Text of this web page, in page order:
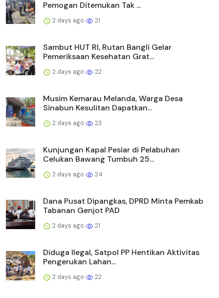
Pemogan Ditemukan Tak ...
2 days ago 21
Sambut HUT RI, Rutan Bangli Gelar
Pemeriksaan Kesehatan Grat...
2 days ago 22
Musim Kemarau Melanda, Warga Desa
Sinabun Kesulitan Dapatkan...
2 days ago 23
Kunjungan Kapal Pesiar di Pelabuhan
Celukan Bawang Tumbuh 25...
2 days ago 24
Dana Pusat Dipangkas, DPRD Minta Pemkab
Tabanan Genjot PAD
2 days ago 21
Diduga Ilegal, Satpol PP Hentikan Aktivitas
Pengerukan Lahan...
2 days ago 22